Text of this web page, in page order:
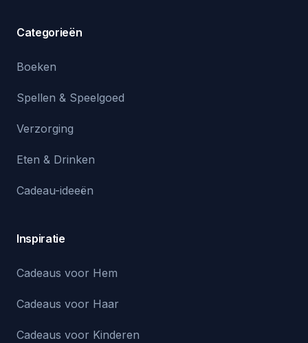
Categorieën
Boeken
Spellen & Speelgoed
Verzorging
Eten & Drinken
Cadeau-ideeën
Inspiratie
Cadeaus voor Hem
Cadeaus voor Haar
Cadeaus voor Kinderen